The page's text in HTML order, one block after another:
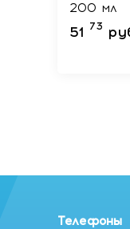
200 мл
51 73
Телефоны